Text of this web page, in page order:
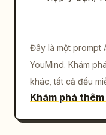
Đây là một prompt
YouMind. Khám
khác, tất cả đều
Khám phá